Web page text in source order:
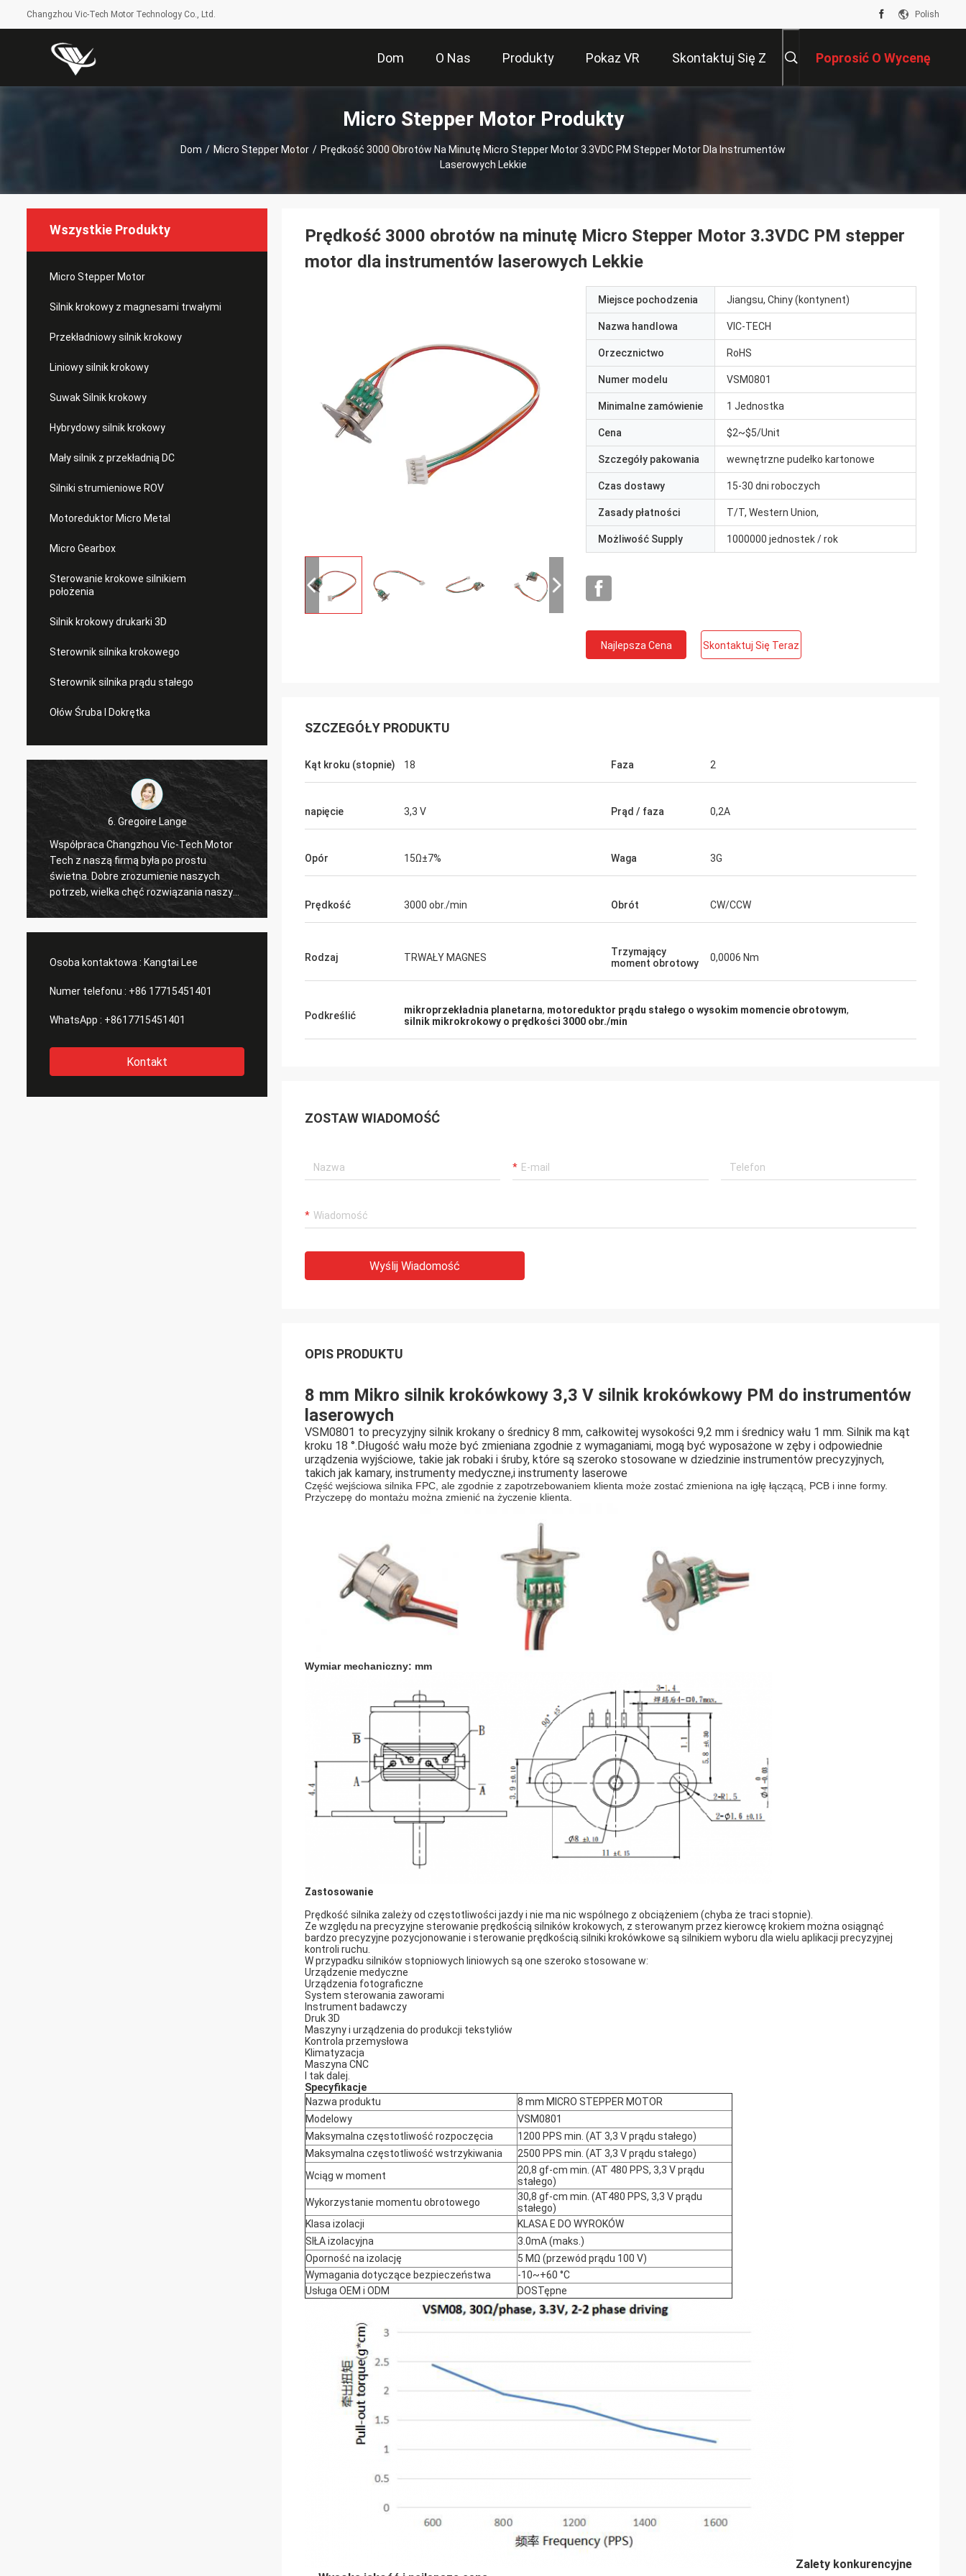
Changzhou Vic-Tech Motor Technology Co., Ltd. Polish
Dom O Nas Produkty Pokaz VR Skontaktuj Się Z Poprosić O Wycenę
Micro Stepper Motor Produkty
Dom / Micro Stepper Motor / Prędkość 3000 Obrotów Na Minutę Micro Stepper Motor 3.3VDC PM Stepper Motor Dla Instrumentów
Laserowych Lekkie
Wszystkie Produkty
Micro Stepper Motor
Silnik krokowy z magnesami trwałymi
Przekładniowy silnik krokowy
Liniowy silnik krokowy
Suwak Silnik krokowy
Hybrydowy silnik krokowy
Mały silnik z przekładnią DC
Silniki strumieniowe ROV
Motoreduktor Micro Metal
Micro Gearbox
Sterowanie krokowe silnikiem
położenia
Silnik krokowy drukarki 3D
Sterownik silnika krokowego
Sterownik silnika prądu stałego
Ołów Śruba I Dokrętka
6. Gregoire Lange
Współpraca Changzhou Vic-Tech Motor
Tech z naszą firmą była po prostu
świetna. Dobre zrozumienie naszych
potrzeb, wielka chęć rozwiązania naszych
problemów. Polecam !
Zamówienie zostało wysłane na czas.
Złącza licznikowe, jeśli zostały dodane do
ustaliliśmy!
Buildstorm Private Limited
był ładnie zapakowany. Sprzedawca
reaguje bardzo szybko i pomaga w
dostosować produkt do Ciebie.
przez opakowanie. Przedstawiciel firmy
Osoba kontaktowa : Kangtai Lee
Numer telefonu : +86 17715451401
WhatsApp : +8617715451401
Kontakt
Prędkość 3000 obrotów na minutę Micro Stepper Motor 3.3VDC PM stepper
motor dla instrumentów laserowych Lekkie
Miejsce pochodzenia Jiangsu, Chiny (kontynent)
Nazwa handlowa VIC-TECH
Orzecznictwo RoHS
Numer modelu VSM0801
Minimalne zamówienie 1 Jednostka
Cena $2~$5/Unit
Szczegóły pakowania wewnętrzne pudełko kartonowe
Czas dostawy 15-30 dni roboczych
Zasady płatności T/T, Western Union,
Możliwość Supply 1000000 jednostek / rok
Najlepsza Cena Skontaktuj Się Teraz
SZCZEGÓŁY PRODUKTU
Kąt kroku (stopnie) 18 Faza 2
napięcie 3,3 V Prąd / faza 0,2A
Opór 15Ω±7% Waga 3G
Prędkość 3000 obr./min Obrót CW/CCW
Rodzaj TRWAŁY MAGNES
Trzymający
moment obrotowy
0,0006 Nm
Podkreślić mikroprzekładnia planetarna, motoreduktor prądu stałego o wysokim momencie obrotowym,
silnik mikrokrokowy o prędkości 3000 obr./min
ZOSTAW WIADOMOŚĆ
Wyślij Wiadomość
OPIS PRODUKTU
8 mm Mikro silnik krokówkowy 3,3 V silnik krokówkowy PM do instrumentów
laserowych
VSM0801 to precyzyjny silnik krokany o średnicy 8 mm, całkowitej wysokości 9,2 mm i średnicy wału 1 mm. Silnik ma kąt
kroku 18 °.Długość wału może być zmieniana zgodnie z wymaganiami, mogą być wyposażone w zęby i odpowiednie
urządzenia wyjściowe, takie jak robaki i śruby, które są szeroko stosowane w dziedzinie instrumentów precyzyjnych,
takich jak kamary, instrumenty medyczne,i instrumenty laserowe
Część wejściowa silnika FPC, ale zgodnie z zapotrzebowaniem klienta może zostać zmieniona na igłę łączącą, PCB i inne formy.
Przyczepę do montażu można zmienić na życzenie klienta.
Wymiar mechaniczny: mm
Zastosowanie
Prędkość silnika zależy od częstotliwości jazdy i nie ma nic wspólnego z obciążeniem (chyba że traci stopnie).
Ze względu na precyzyjne sterowanie prędkością silników krokowych, z sterowanym przez kierowcę krokiem można osiągnąć
bardzo precyzyjne pozycjonowanie i sterowanie prędkością.silniki krokówkowe są silnikiem wyboru dla wielu aplikacji precyzyjnej
kontroli ruchu.
W przypadku silników stopniowych liniowych są one szeroko stosowane w:
Urządzenie medyczne
Urządzenia fotograficzne
System sterowania zaworami
Instrument badawczy
Druk 3D
Maszyny i urządzenia do produkcji tekstyliów
Kontrola przemysłowa
Klimatyzacja
Maszyna CNC
I tak dalej.
Specyfikacje
Nazwa produktu
8 mm MICRO STEPPER MOTOR
Modelowy
VSM0801
Maksymalna częstotliwość rozpoczęcia
1200 PPS min. (AT 3,3 V prądu stałego)
Maksymalna częstotliwość wstrzykiwania
2500 PPS min. (AT 3,3 V prądu stałego)
Wciąg w moment
20,8 gf-cm min. (AT 480 PPS, 3,3 V prądu
stałego)
Wykorzystanie momentu obrotowego
30,8 gf-cm min. (AT480 PPS, 3,3 V prądu
stałego)
Klasa izolacji
KLASA E DO WYROKÓW
SIŁA izolacyjna
3.0mA (maks.)
Oporność na izolację
5 MΩ (przewód prądu 100 V)
Wymagania dotyczące bezpieczeństwa
-10~+60 °C
Usługa OEM i ODM
DOSTępne
Zalety konkurencyjne